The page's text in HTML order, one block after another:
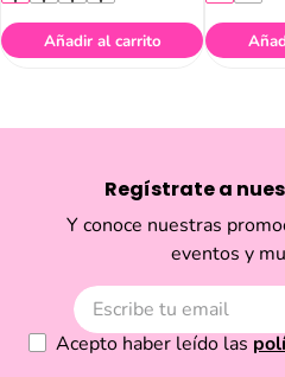
Añadir al carrito
Regístrate a
Y conoce nuestras
eventos y
Acepto haber leído las